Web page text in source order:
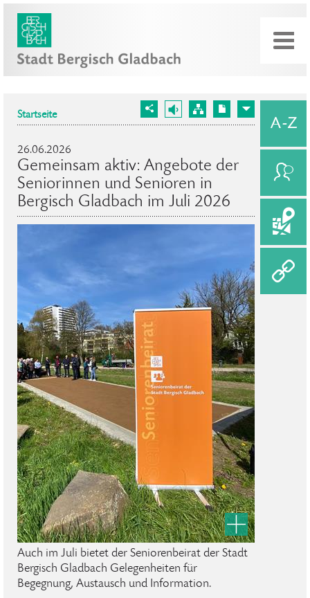
Startseite
26.06.2026
Gemeinsam aktiv: Angebote der
Seniorinnen und Senioren in
Bergisch Gladbach im Juli 2026
Auch im Juli bietet der Seniorenbeirat der Stadt
Bergisch Gladbach Gelegenheiten für
Begegnung, Austausch und Information.